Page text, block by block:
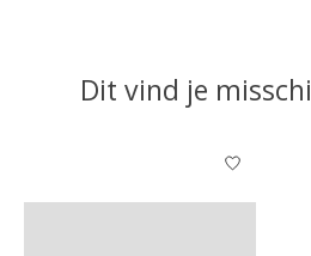
Dit vind je
Items van productcarrousel